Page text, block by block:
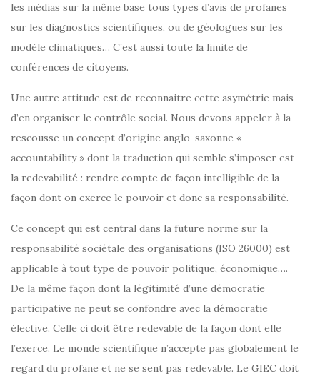
les médias sur la même base tous types d’avis de profanes
sur les diagnostics scientifiques, ou de géologues sur les
modèle climatiques… C’est aussi toute la limite de
conférences de citoyens.
Une autre attitude est de reconnaitre cette asymétrie mais
d’en organiser le contrôle social. Nous devons appeler à la
rescousse un concept d’origine anglo-saxonne «
accountability » dont la traduction qui semble s’imposer est
la redevabilité : rendre compte de façon intelligible de la
façon dont on exerce le pouvoir et donc sa responsabilité.
Ce concept qui est central dans la future norme sur la
responsabilité sociétale des organisations (ISO 26000) est
applicable à tout type de pouvoir politique, économique….
De la même façon dont la légitimité d’une démocratie
participative ne peut se confondre avec la démocratie
élective. Celle ci doit être redevable de la façon dont elle
l’exerce. Le monde scientifique n’accepte pas globalement le
regard du profane et ne se sent pas redevable. Le GIEC doit